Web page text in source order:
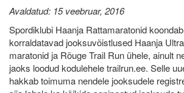
Avaldatud: 15 veebruar, 2016
Spordiklubi Haanja Rattamaratonid
korraldatavad jooksuvõistlused Haanja
maratonid ja Rõuge Trail Run ühele, ainult
jaoks loodud kodulehele trailrun.ee. Selle
hakkab toimuma nendele jooksudele